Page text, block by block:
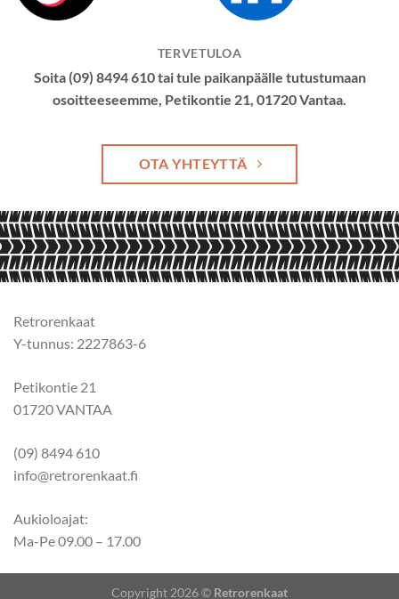
TERVETULOA
Soita (09) 8494 610 tai tule paikanpäälle tutustumaan
osoitteeseemme, Petikontie 21, 01720 Vantaa.
OTA YHTEYTTÄ
Retrorenkaat
Y-tunnus: 2227863-6
Petikontie 21
01720 VANTAA
(09) 8494 610
info@retrorenkaat.fi
Aukioloajat:
Ma-Pe 09.00 – 17.00
Copyright 2026 © Retrorenkaat